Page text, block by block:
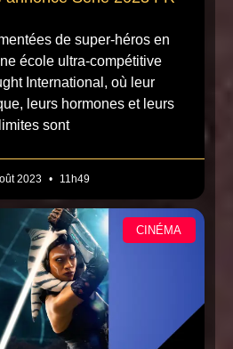
de super-héros en
école ultra-compétitive
International, où leur
leurs hormones et leurs
limites sont
2023 11h49
CINÉMA